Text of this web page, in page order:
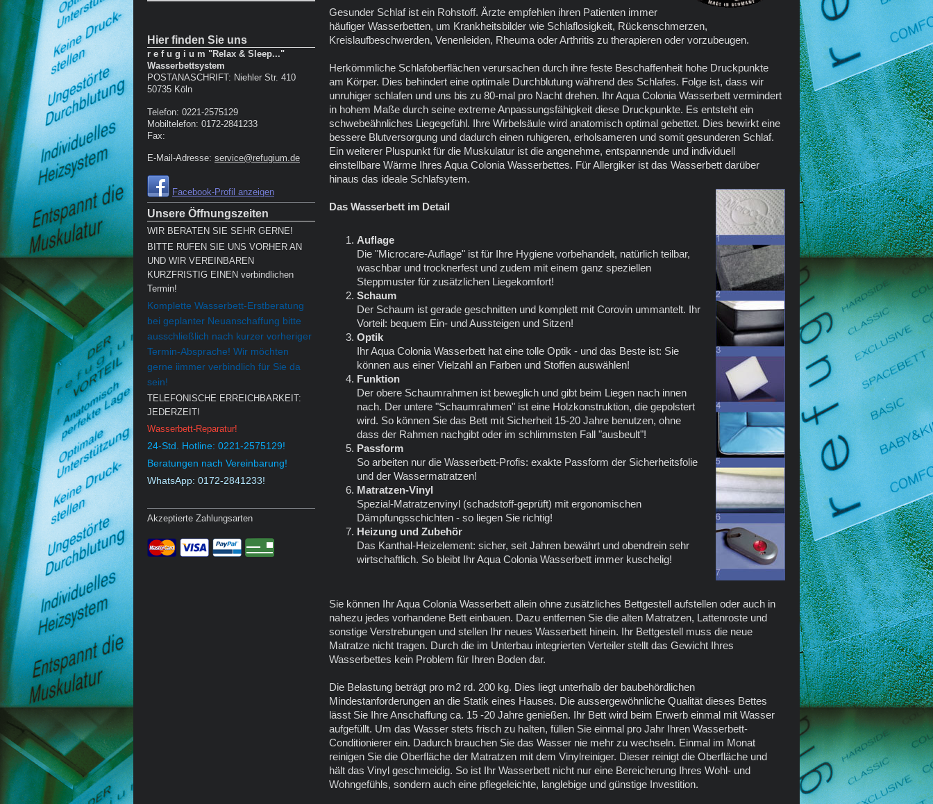
Gesunder Schlaf ist ein Rohstoff. Ärzte empfehlen ihren Patienten immer
häufiger Wasserbetten, um Krankheitsbilder wie Schlaflosigkeit, Rückenschmerzen,
Kreislaufbeschwerden, Venenleiden, Rheuma oder Arthritis zu therapieren oder vorzubeugen.
Herkömmliche Schlafoberflächen verursachen durch ihre feste Beschaffenheit hohe Druckpunkte
am Körper. Dies behindert eine optimale Durchblutung während des Schlafes. Folge ist, dass wir
unruhiger schlafen und uns bis zu 80-mal pro Nacht drehen. Ihr Aqua Colonia Wasserbett vermindert
in hohem Maße durch seine extreme Anpassungsfähigkeit diese Druckpunkte. Es entsteht ein
schwebeähnliches Liegegefühl. Ihre Wirbelsäule wird anatomisch optimal gebettet. Dies bewirkt eine
bessere Blutversorgung und dadurch einen ruhigeren, erholsameren und somit gesunderen Schlaf.
Ein weiterer Pluspunkt für die Muskulatur ist die angenehme, entspannende und individuell
einstellbare Wärme Ihres Aqua Colonia Wasserbettes. Für Allergiker ist das Wasserbett darüber
hinaus das ideale Schlafsytem.
Das Wasserbett im Detail
Auflage
Die "Microcare-Auflage" ist für Ihre Hygiene vorbehandelt, natürlich teilbar,
waschbar und trocknerfest und zudem mit einem ganz speziellen
Steppmuster für zusätzlichen Liegekomfort!
Schaum
Der Schaum ist gerade geschnitten und komplett mit Corovin ummantelt. Ihr
Vorteil: bequem Ein- und Aussteigen und Sitzen!
Optik
Ihr Aqua Colonia Wasserbett hat eine tolle Optik - und das Beste ist: Sie
können aus einer Vielzahl an Farben und Stoffen auswählen!
Funktion
Der obere Schaumrahmen ist beweglich und gibt beim Liegen nach innen
nach. Der untere "Schaumrahmen" ist eine Holzkonstruktion, die gepolstert
wird. So können Sie das Bett mit Sicherheit 15-20 Jahre benutzen, ohne
dass der Rahmen nachgibt oder im schlimmsten Fall "ausbeult"!
Passform
So arbeiten nur die Wasserbett-Profis: exakte Passform der Sicherheitsfolie
und der Wassermatratzen!
Matratzen-Vinyl
Spezial-Matratzenvinyl (schadstoff-geprüft) mit ergonomischen
Dämpfungsschichten - so liegen Sie richtig!
Heizung und Zubehör
Das Kanthal-Heizelement: sicher, seit Jahren bewährt und obendrein sehr
wirtschaftlich. So bleibt Ihr Aqua Colonia Wasserbett immer kuschelig!
Sie können Ihr Aqua Colonia Wasserbett allein ohne zusätzliches Bettgestell aufstellen oder auch in
nahezu jedes vorhandene Bett einbauen. Dazu entfernen Sie die alten Matratzen, Lattenroste und
sonstige Verstrebungen und stellen Ihr neues Wasserbett hinein. Ihr Bettgestell muss die neue
Matratze nicht tragen. Durch die im Unterbau integrierten Verteiler stellt das Gewicht Ihres
Wasserbettes kein Problem für Ihren Boden dar.
Die Belastung beträgt pro m2 rd. 200 kg. Dies liegt unterhalb der baubehördlichen
Mindestanforderungen an die Statik eines Hauses. Die aussergewöhnliche Qualität dieses Bettes
lässt Sie Ihre Anschaffung ca. 15 -20 Jahre genießen. Ihr Bett wird beim Erwerb einmal mit Wasser
aufgefüllt. Um das Wasser stets frisch zu halten, füllen Sie einmal pro Jahr Ihren Wasserbett-
Conditionierer ein. Dadurch brauchen Sie das Wasser nie mehr zu wechseln. Einmal im Monat
reinigen Sie die Oberfläche der Matratzen mit dem Vinylreiniger. Dieser reinigt die Oberfläche und
hält das Vinyl geschmeidig. So ist Ihr Wasserbett nicht nur eine Bereicherung Ihres Wohl- und
Wohngefühls, sondern auch eine pflegeleichte, langlebige und günstige Investition.
Hier finden Sie uns
r e f u g i u m "Relax & Sleep..."
Wasserbettsystem
POSTANASCHRIFT: Niehler Str. 410
50735 Köln
Telefon: 0221-2575129
Mobiltelefon: 0172-2841233
Fax:
E-Mail-Adresse: service@refugium.de
Facebook-Profil anzeigen
Unsere Öffnungszeiten
WIR BERATEN SIE SEHR GERNE!
BITTE RUFEN SIE UNS VORHER AN
UND WIR VEREINBAREN
KURZFRISTIG EINEN verbindlichen
Termin!
Komplette Wasserbett-Erstberatung
bei geplanter Neuanschaffung bitte
ausschließlich nach kurzer vorheriger
Termin-Absprache! Wir möchten
gerne iimmer verbindlich für Sie da
sein!
TELEFONISCHE ERREICHBARKEIT:
JEDERZEIT!
Wasserbett-Reparatur!
24-Std. Hotline: 0221-2575129!
Beratungen nach Vereinbarung!
WhatsApp: 0172-2841233!
Akzeptierte Zahlungsarten